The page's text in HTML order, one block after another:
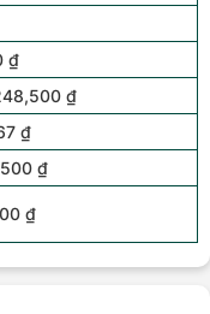
₫
₫
₫
₫
₫